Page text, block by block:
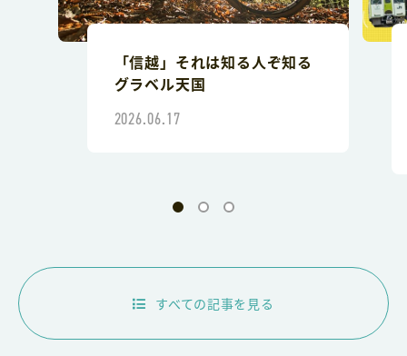
「信越」それは知る人ぞ知る
グラベル天国
2026.06.17
すべての記事を見る